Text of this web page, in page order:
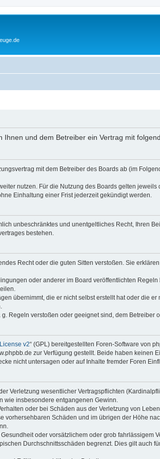
Ihnen und dem Betreiber ein Vertrag mit
mit dem Betreiber des Boards ab (im
nutzen. Für die Nutzung des Boards gelten
Einhaltung einer Frist jederzeit gekündigt werden.
unbeschränktes und unentgeltliches Recht, Ihren
bestehen.
Recht oder die guten Sitten verstoßen. Sie
oder anderer im Board veröffentlichten
übernimmt, die er nicht selbst erstellt hat oder die
Regeln verstoßen oder geeignet sind, dem Betreiber
v2“ (GPL) bereitgestellten Foren-Software von
zur Verfügung gestellt. Beide haben keinen
nicht untersagen oder auf Inhalte fremder Foren
Verletzung wesentlicher Vertragspflichten
wie insbesondere entgangenen Gewinn.
oder bei Schäden aus der Verletzung von
Schäden und im übrigen der Höhe
oder vorsätzlichem oder grob fahrlässigem
Durchschnittsschäden begrenzt. Dies gilt auch